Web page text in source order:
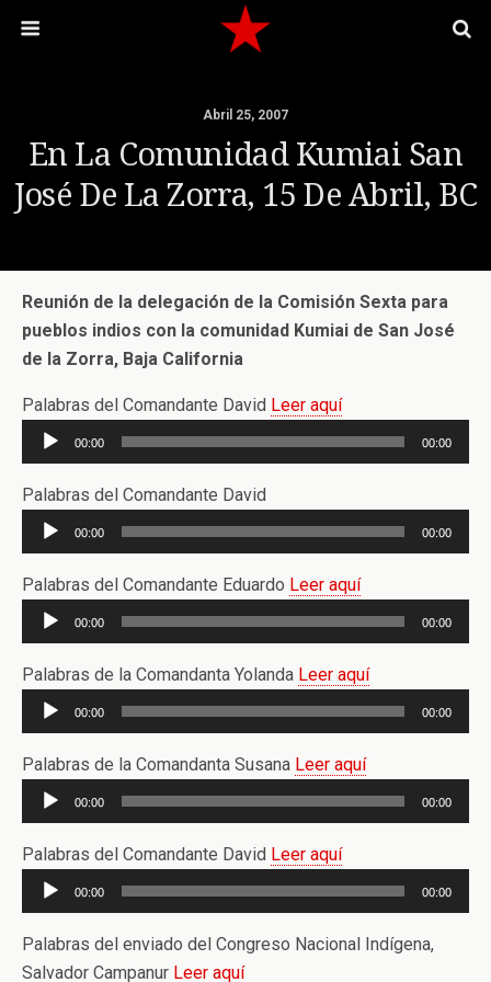
Abril 25, 2007
En La Comunidad Kumiai San
José De La Zorra, 15 De Abril, BC
Reunión de la delegación de la Comisión Sexta para
pueblos indios con la comunidad Kumiai de San José
de la Zorra, Baja California
Palabras del Comandante David Leer aquí
Reproductor
de
audio
00:00 00:00
Palabras del Comandante David
Reproductor
de
audio
00:00 00:00
Palabras del Comandante Eduardo Leer aquí
Reproductor
de
audio
00:00 00:00
Palabras de la Comandanta Yolanda Leer aquí
Reproductor
de
audio
00:00 00:00
Palabras de la Comandanta Susana Leer aquí
Reproductor
de
audio
00:00 00:00
Palabras del Comandante David Leer aquí
Reproductor
de
audio
00:00 00:00
Palabras del enviado del Congreso Nacional Indígena,
Salvador Campanur Leer aquí